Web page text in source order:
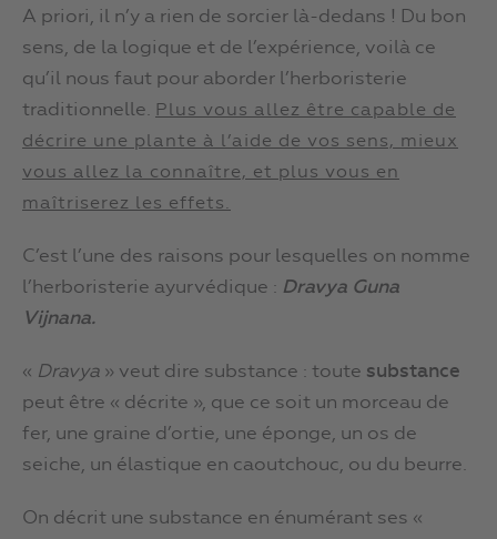
A priori, il n’y a rien de sorcier là-dedans ! Du bon
sens, de la logique et de l’expérience, voilà ce
qu’il nous faut pour aborder l’herboristerie
traditionnelle. Plus vous allez être capable de
décrire une plante à l’aide de vos sens, mieux
vous allez la connaître, et plus vous en
maîtriserez les effets.
C’est l’une des raisons pour lesquelles on nomme
l’herboristerie ayurvédique : Dravya Guna
Vijnana.
« Dravya » veut dire substance : toute substance
peut être « décrite », que ce soit un morceau de
fer, une graine d’ortie, une éponge, un os de
seiche, un élastique en caoutchouc, ou du beurre.
On décrit une substance en énumérant ses «